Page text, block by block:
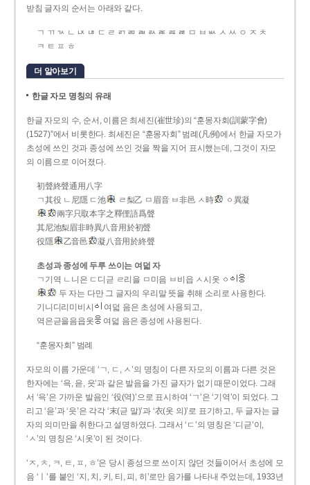
받침 글자의 순서는 아래와 같다.
ㄱ ㄲ ㄳ ㄴ ㄵ ㄶ ㄷ ㄹ ㄺ ㄻ ㄼ ㄽ ㄾ ㄿ ㅀ ㅁ ㅂ ㅄ ㅅ ㅆ ㅇ ㅈ ㅊ
ㅋ ㅌ ㅍ ㅎ
더 알아보기
한글 자모 명칭의 유래
한글 자모의 수, 순서, 이름은 최세진(崔世珍)의 “훈몽자회(訓蒙字會)
(1527)”에서 비롯한다. 최세진은 “훈몽자회” 범례(凡例)에서 한글 자모가
초성에 쓰인 것과 종성에 쓰인 것을 짝을 지어 표시했는데, 그것이 자모
의 이름으로 이어졌다.
初聲終聲通用八字
ㄱ其役 ㄴ尼隱 ㄷ池
ㄹ梨乙 ㅁ眉音 ㅂ非邑 ㅅ時
ㆁ異凝
兩字只取本字之釋俚語爲聲
其尼池梨眉非時異八音用於初聲
役隱
乙音邑 凝八音用於終聲
초성과 종성에 두루 쓰이는 여덟 자
ㄱ기역 ㄴ니은 ㄷ디귿 ㄹ리을 ㅁ미음 ㅂ비읍 ㅅ시옷 ㆁ
두 자는 다만 그 글자의 우리말 뜻을 취해 소리로 사용한다.
기니디리미비시
여덟 음은 초성에 사용되고,
역은귿을음읍옷
여덟 음은 종성에 사용된다.
“훈몽자회” 범례
자모의 이름 가운데 ‘ㄱ, ㄷ, ㅅ’의 명칭이 다른 자모의 이름과 다른 것은
한자에는 ‘윽, 읃, 읏’과 같은 발음을 가진 글자가 없기 때문이었다. 그래
서 ‘윽’은 가까운 발음인 ‘役(역)’으로 표시하여 ‘ㄱ’은 ‘기역’이 되었다. 그
리고 ‘읃’과 ‘읏’은 각각 ‘末(귿 말)’과 ‘衣(옷 의)’로 표기하고, 두 글자는 글
자의 의미만을 취한다고 설명하였다. 그래서 ‘ㄷ’의 명칭은 ‘디귿’이,
‘ㅅ’의 명칭은 ‘시옷’이 된 것이다.
‘ㅈ, ㅊ, ㅋ, ㅌ, ㅍ, ㅎ’은 당시 종성으로 쓰이지 않던 것들이어서 초성에 모
음 ‘ㅣ’를 붙인 ‘지, 치, 키, 티, 피, 히’로만 음가를 나타내 주었는데, 1933년